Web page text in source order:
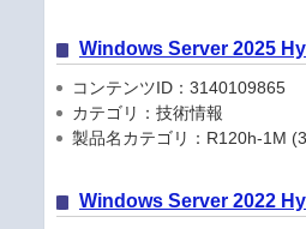
Windows Server 2025
コンテンツID：3140109865
カテゴリ：技術情報
製品名カテゴリ：R120h-1M
Windows Server 2022